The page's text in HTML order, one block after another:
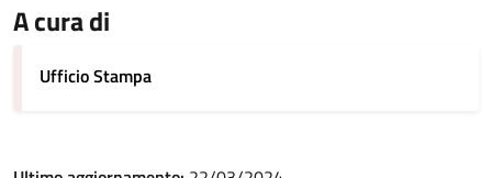
A cura di
Ufficio Stampa